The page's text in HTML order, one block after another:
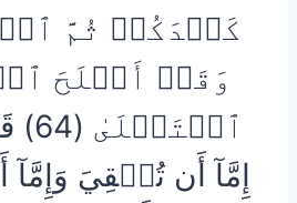
كَيۡدَكُمۡ ثُمَّ
وَقَدۡ أَفۡلَحَ
إِمَّآ أَن تُلۡقِيَ وَإِمَّآ